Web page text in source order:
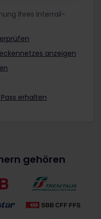
Ihres Interrail-
anzeigen
erhalten
gehören